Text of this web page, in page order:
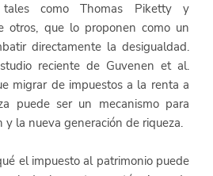
tales como Thomas Piketty y
otros, que lo proponen como un
directamente la desigualdad.
reciente de Guvenen et al.
migrar de impuestos a la renta a
puede ser un mecanismo para
y la nueva generación de riqueza.
el impuesto al patrimonio puede